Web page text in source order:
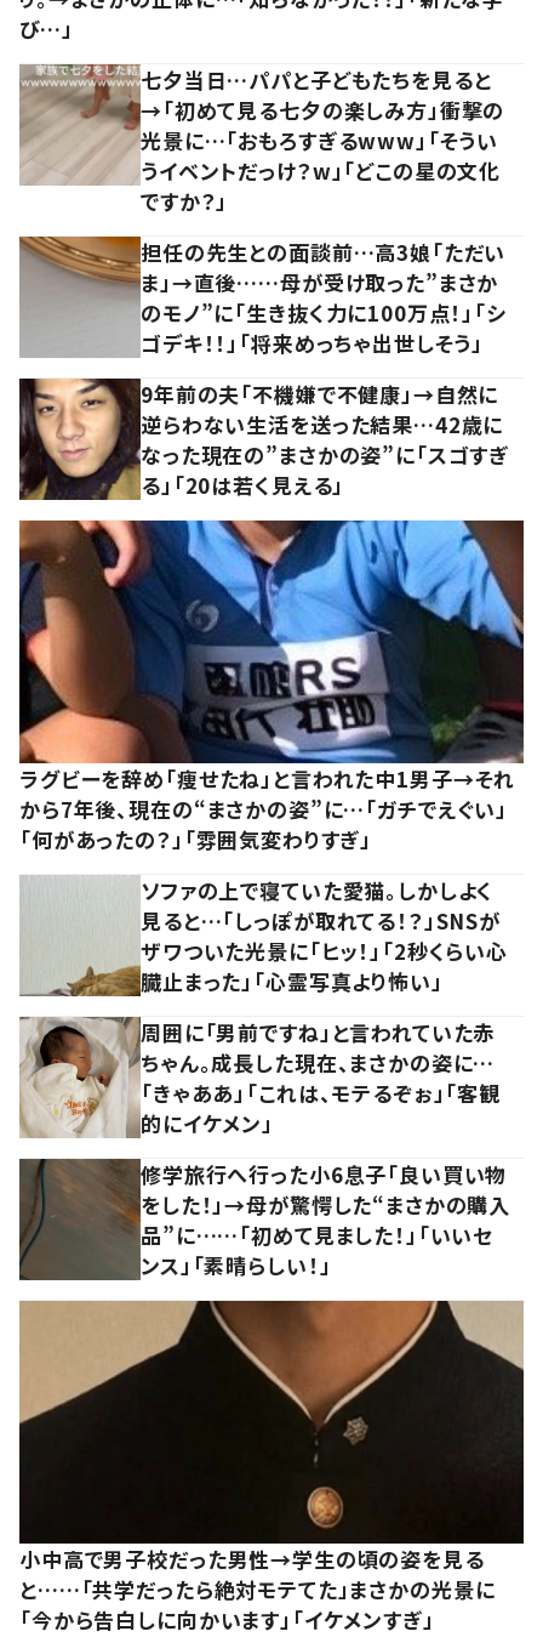
び…」
七夕当日…パパと子どもたちを見ると
→「初めて見る七夕の楽しみ方」衝撃の
光景に…「おもろすぎるwww」「そうい
うイベントだっけ？w」「どこの星の文化
ですか？」
担任の先生との面談前…高3娘「ただい
ま」→直後……母が受け取った”まさか
のモノ”に「生き抜く力に100万点！」「シ
ゴデキ！！」「将来めっちゃ出世しそう」
9年前の夫「不機嫌で不健康」→自然に
逆らわない生活を送った結果…42歳に
なった現在の”まさかの姿”に「スゴすぎ
る」「20は若く見える」
ラグビーを辞め「痩せたね」と言われた中1男子→それ
から7年後、現在の“まさかの姿”に…「ガチでえぐい」
「何があったの？」「雰囲気変わりすぎ」
ソファの上で寝ていた愛猫。しかしよく
見ると…「しっぽが取れてる！？」SNSが
ザワついた光景に「ヒッ！」「2秒くらい心
臓止まった」「心霊写真より怖い」
周囲に「男前ですね」と言われていた赤
ちゃん。成長した現在、まさかの姿に…
「きゃああ」「これは、モテるぞぉ」「客観
的にイケメン」
修学旅行へ行った小6息子「良い買い物
をした！」→母が驚愕した“まさかの購入
品”に……「初めて見ました！」「いいセ
ンス」「素晴らしい！」
小中高で男子校だった男性→学生の頃の姿を見る
と……「共学だったら絶対モテてた」まさかの光景に
「今から告白しに向かいます」「イケメンすぎ」